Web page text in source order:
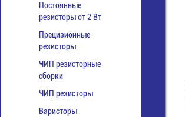
Постоянные
резисторы от 2 Вт
Прецизионные
резисторы
ЧИП резисторные
сборки
ЧИП резисторы
Варисторы